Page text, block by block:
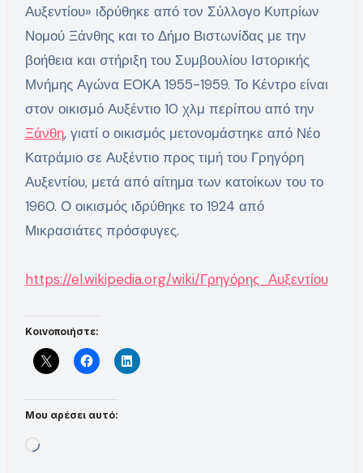
Αυξεντίου» ιδρύθηκε από τον Σύλλογο Κυπρίων
Νομού Ξάνθης και το Δήμο Βιστωνίδας με την
βοήθεια και στήριξη του Συμβουλίου Ιστορικής
Μνήμης Αγώνα ΕΟΚΑ 1955-1959. Το Κέντρο είναι
στον οικισμό Αυξέντιο 10 χλμ περίπου από την
Ξάνθη, γιατί ο οικισμός μετονομάστηκε από Νέο
Κατράμιο σε Αυξέντιο προς τιμή του Γρηγόρη
Αυξεντίου, μετά από αίτημα των κατοίκων του το
1960. Ο οικισμός ιδρύθηκε το 1924 από
Μικρασιάτες πρόσφυγες.
https://el.wikipedia.org/wiki/Γρηγόρης_Αυξεντίου
Κοινοποιήστε:
Μου αρέσει αυτό:
Loading…